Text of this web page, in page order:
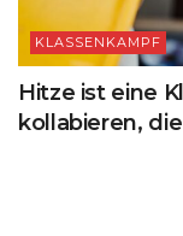
KLASSENKAMPF
Hitze ist eine
kollabieren,